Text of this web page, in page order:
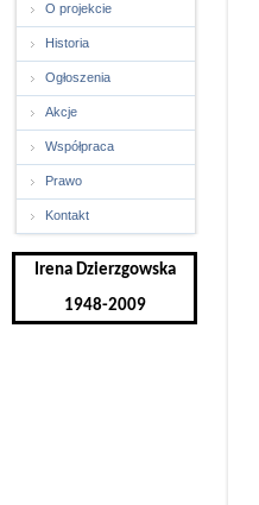
O projekcie
Historia
Ogłoszenia
Akcje
Współpraca
Prawo
Kontakt
Irena Dzierzgowska
1948-2009